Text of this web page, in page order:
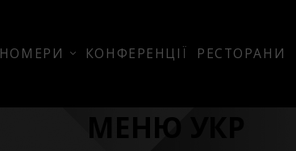
НОМЕРИ КОНФЕРЕНЦІЇ РЕСТОРАНИ
МЕНЮ УКР